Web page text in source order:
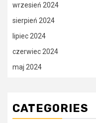
wrzesień 2024
sierpień 2024
lipiec 2024
czerwiec 2024
maj 2024
CATEGORIES